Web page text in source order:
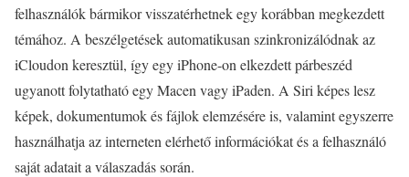
felhasználók bármikor visszatérhetnek egy korábban megkezdett
témához. A beszélgetések automatikusan szinkronizálódnak az
iCloudon keresztül, így egy iPhone-on elkezdett párbeszéd
ugyanott folytatható egy Macen vagy iPaden. A Siri képes lesz
képek, dokumentumok és fájlok elemzésére is, valamint egyszerre
használhatja az interneten elérhető információkat és a felhasználó
saját adatait a válaszadás során.